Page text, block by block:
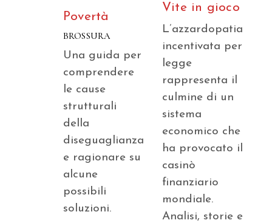
Povertà
BROSSURA
Una guida per
comprendere
le cause
strutturali
della
diseguaglianza
e ragionare su
alcune
possibili
soluzioni.
Vite in gioco
L’azzardopatia
incentivata per
legge
rappresenta il
culmine di un
sistema
economico che
ha provocato il
casinò
finanziario
mondiale.
Analisi, storie e